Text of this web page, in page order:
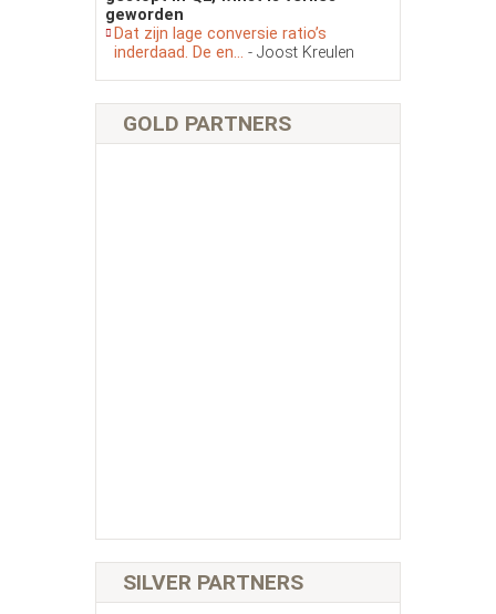
geworden
Dat zijn lage conversie ratio’s
inderdaad. De en... - Joost Kreulen
GOLD PARTNERS
SILVER PARTNERS